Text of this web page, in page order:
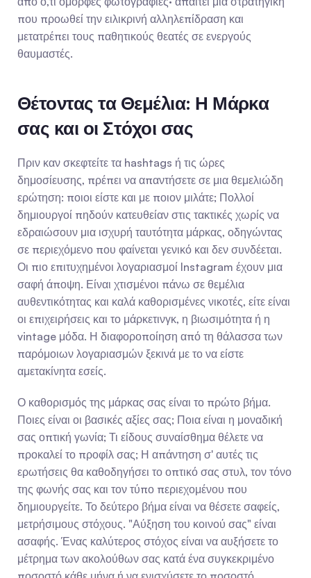
που προωθεί την ειλικρινή αλληλεπίδραση και
μετατρέπει τους παθητικούς θεατές σε ενεργούς
θαυμαστές.
Θέτοντας τα Θεμέλια: Η Μάρκα
σας και οι Στόχοι σας
Πριν καν σκεφτείτε τα hashtags ή τις ώρες
δημοσίευσης, πρέπει να απαντήσετε σε μια θεμελιώδη
ερώτηση: ποιοι είστε και με ποιον μιλάτε; Πολλοί
δημιουργοί πηδούν κατευθείαν στις τακτικές χωρίς να
εδραιώσουν μια ισχυρή ταυτότητα μάρκας, οδηγώντας
σε περιεχόμενο που φαίνεται γενικό και δεν συνδέεται.
Οι πιο επιτυχημένοι λογαριασμοί Instagram έχουν μια
σαφή άποψη. Είναι χτισμένοι πάνω σε θεμέλια
αυθεντικότητας και καλά καθορισμένες νικοτές, είτε είναι
οι επιχειρήσεις και το μάρκετινγκ, η βιωσιμότητα ή η
vintage μόδα. Η διαφοροποίηση από τη θάλασσα των
παρόμοιων λογαριασμών ξεκινά με το να είστε
αμετακίνητα εσείς.
Ο καθορισμός της μάρκας σας είναι το πρώτο βήμα.
Ποιες είναι οι βασικές αξίες σας; Ποια είναι η μοναδική
σας οπτική γωνία; Τι είδους συναίσθημα θέλετε να
προκαλεί το προφίλ σας; Η απάντηση σ' αυτές τις
ερωτήσεις θα καθοδηγήσει το οπτικό σας στυλ, τον τόνο
της φωνής σας και τον τύπο περιεχομένου που
δημιουργείτε. Το δεύτερο βήμα είναι να θέσετε σαφείς,
μετρήσιμους στόχους. "Αύξηση του κοινού σας" είναι
ασαφής. Ένας καλύτερος στόχος είναι να αυξήσετε το
μέτρημα των ακολούθων σας κατά ένα συγκεκριμένο